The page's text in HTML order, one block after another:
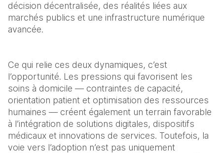
décision décentralisée, des réalités liées aux
marchés publics et une infrastructure numérique
avancée.
Ce qui relie ces deux dynamiques, c’est
l’opportunité. Les pressions qui favorisent les
soins à domicile — contraintes de capacité,
orientation patient et optimisation des ressources
humaines — créent également un terrain favorable
à l’intégration de solutions digitales, dispositifs
médicaux et innovations de services. Toutefois, la
voie vers l’adoption n’est pas uniquement